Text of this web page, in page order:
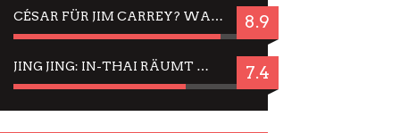
CÉSAR FÜR JIM CARREY? WARUM DAS EINER DER NERVIGSTEN ACTORS IST UND BLEIBT 8.9
JING JING: IN-THAI RÄUMT WIEDER TITEL AB – EIN ZWEI-STUNDEN-ERLEBNISBERICHT 7.4